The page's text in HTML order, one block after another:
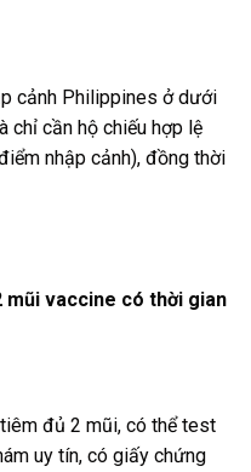
cảnh Philippines ở dưới
chỉ cần hộ chiếu hợp lệ
nhập cảnh), đồng thời
mũi vaccine có thời gian
đủ 2 mũi, có thể test
uy tín, có giấy chứng